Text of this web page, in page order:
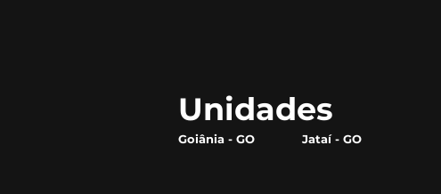
Unidades
Goiânia - GO Jataí - GO